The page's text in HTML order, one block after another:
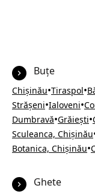
Buțe
Chișinău•Tiraspol•
Strășeni•Ialoveni•
Dumbravă•Grăiești•
Sculeanca, Chișinău
Botanica, Chișinău•
Ghete